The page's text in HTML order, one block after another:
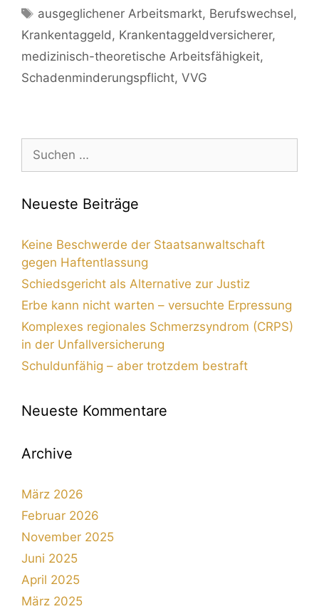
ausgeglichener Arbeitsmarkt, Berufswechsel,
Krankentaggeld , Krankentaggeldversicherer,
medizinisch-theoretische Arbeitsfähigkeit,
Schadenminderungspflicht, VVG
Neueste Beiträge
Keine Beschwerde der Staatsanwaltschaft
gegen Haftentlassung
Schiedsgericht als Alternative zur Justiz
Erbe kann nicht warten – versuchte Erpressung
Komplexes regionales Schmerzsyndrom (CRPS)
in der Unfallversicherung
Schuldunfähig – aber trotzdem bestraft
Neueste Kommentare
Archive
März 2026
Februar 2026
November 2025
Juni 2025
April 2025
März 2025